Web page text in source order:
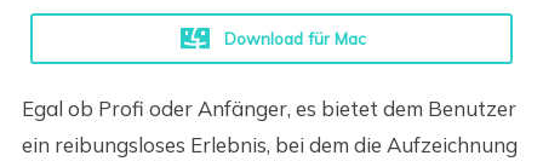
Download für Mac
Egal ob Profi oder Anfänger, es bietet dem Benutzer
ein reibungsloses Erlebnis, bei dem die Aufzeichnung